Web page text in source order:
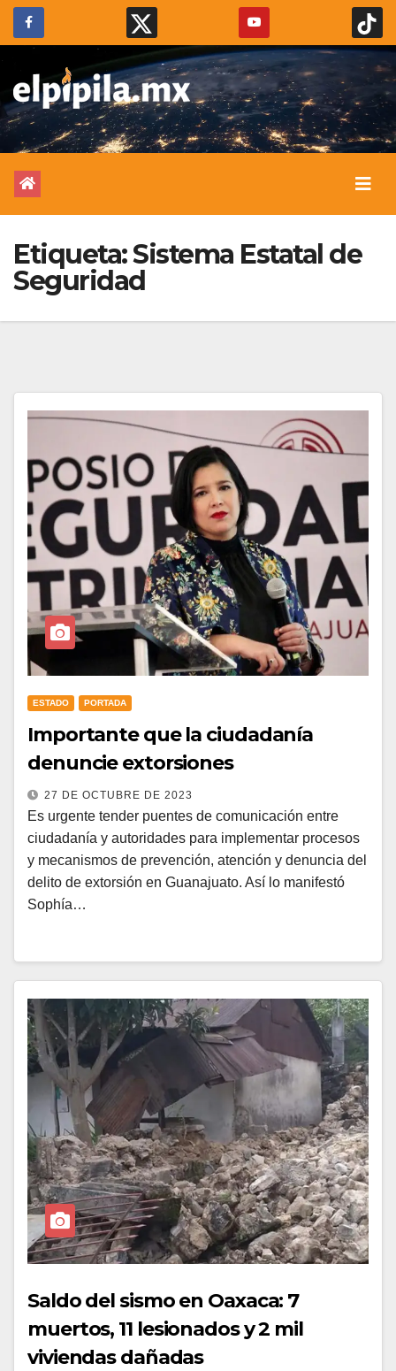
Etiqueta:Sistema Estatal de
Seguridad
ESTADO PORTADA
Importante que la ciudadanía
denuncie extorsiones
27 DE OCTUBRE DE 2023
Es urgente tender puentes de comunicación entre
ciudadanía y autoridades para implementar procesos
y mecanismos de prevención, atención y denuncia del
delito de extorsión en Guanajuato. Así lo manifestó
Sophía…
Saldo del sismo en Oaxaca: 7
muertos, 11 lesionados y 2 mil
viviendas dañadas